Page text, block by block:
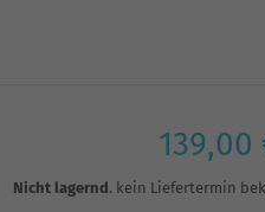
139,00
Nicht lagernd. kein Liefertermin